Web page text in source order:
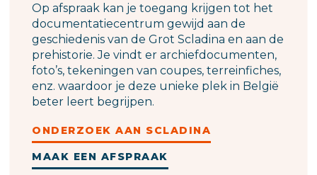
Op afspraak kan je toegang krijgen tot het
documentatiecentrum gewijd aan de
geschiedenis van de Grot Scladina en aan de
prehistorie. Je vindt er archiefdocumenten,
foto’s, tekeningen van coupes, terreinfiches,
enz. waardoor je deze unieke plek in België
beter leert begrijpen.
ONDERZOEK AAN SCLADINA
MAAK EEN AFSPRAAK